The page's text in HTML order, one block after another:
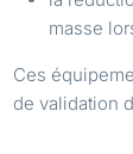
masse
Ces
de validation